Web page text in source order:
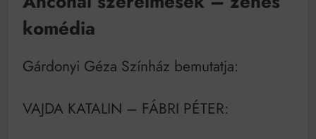
Mindenki a világot akarja uralni – de nem csak a 80-
Bitumenes lapostetők: a bevált technológia akkor
komédia
Gárdonyi Géza Színház bemutatja:
VAJDA KATALIN – FÁBRI PÉTER: